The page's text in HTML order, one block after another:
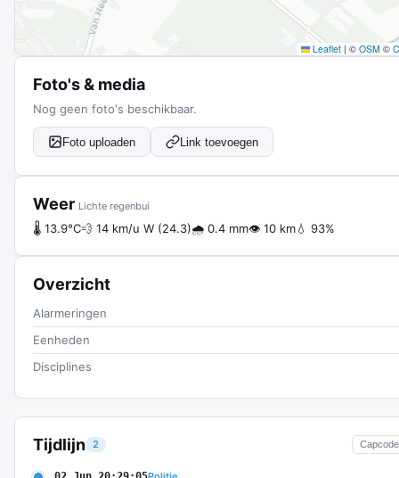
Tijdlijn 2
Leaflet | © OSM ©
Foto's & media
Nog geen foto's beschikbaar.
Foto uploaden Link toevoegen
Weer Lichte regenbui
🌡 13.9°C💨 14 km/u W (24.3)🌧 0.4 mm👁 10 km💧 93%
Overzicht
Alarmeringen
Eenheden
Disciplines